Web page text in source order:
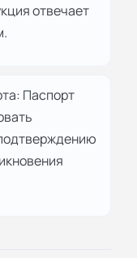
отвечает
Паспорт